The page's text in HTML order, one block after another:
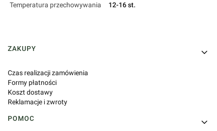
Temperatura przechowywania 12-16 st.
Linki w stopce
ZAKUPY
Czas realizacji zamówienia
Formy płatności
Koszt dostawy
Reklamacje i zwroty
POMOC